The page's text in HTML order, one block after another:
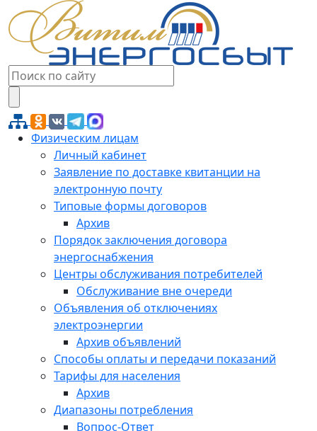
Физическим лицам
Личный кабинет
Заявление по доставке квитанции на
электронную почту
Типовые формы договоров
Архив
Порядок заключения договора
энергоснабжения
Центры обслуживания потребителей
Обслуживание вне очереди
Объявления об отключениях
электроэнергии
Архив объявлений
Способы оплаты и передачи показаний
Тарифы для населения
Архив
Диапазоны потребления
Вопрос-Ответ